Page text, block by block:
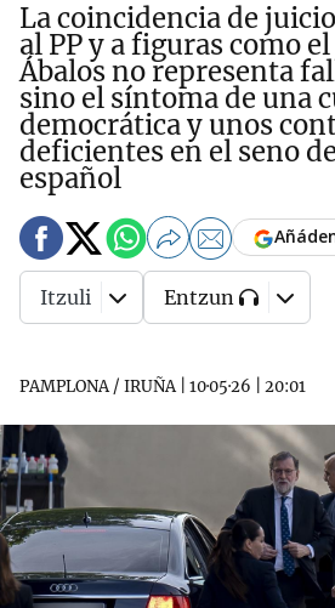
La coincidencia de
al PP y a figuras como
Ábalos no representa
sino el síntoma de una
democrática y unos
deficientes en el seno
español
PAMPLONA / IRUÑA| 10·05·26 20:01
Itzuli Entzun